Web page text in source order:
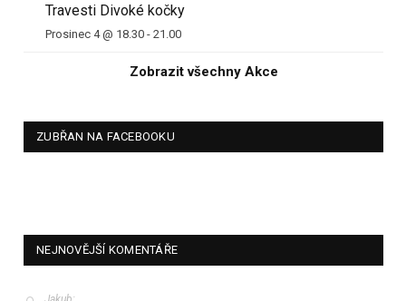
Travesti Divoké kočky
Prosinec 4 @ 18.30 - 21.00
Zobrazit všechny Akce
ZUBŘAN NA FACEBOOKU
NEJNOVĚJŠÍ KOMENTÁŘE